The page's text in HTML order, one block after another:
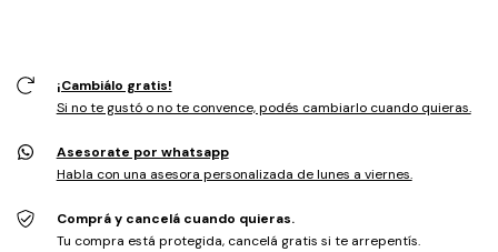
¡Cambiálo gratis!
Si no te gustó o no te convence, podés cambiarlo cuando quieras.
Asesorate por whatsapp
Habla con una asesora personalizada de lunes a viernes.
Comprá y cancelá cuando quieras.
Tu compra está protegida, cancelá gratis si te arrepentís.